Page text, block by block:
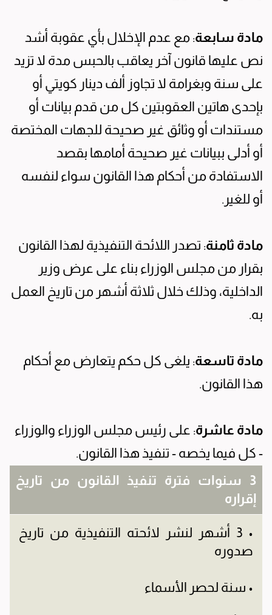
مادة سابعة: مع عدم الإخلال بأي عقوبة أشد
نص عليها قانون آخر يعاقب بالحبس مدة لا تزيد
على سنة وبغرامة لا تجاوز ألف دينار كويتي أو
بإحدى هاتين العقوبتين كل من قدم بيانات أو
مستندات أو وثائق غير صحيحة للجهات المختصة
أو أدلى ببيانات غير صحيحة أمامها بقصد
الاستفادة من أحكام هذا القانون سواء لنفسه
أو للغير.
مادة ثامنة: تصدر اللائحة التنفيذية لهذا القانون
بقرار من مجلس الوزراء بناء على عرض وزير
الداخلية، وذلك خلال ثلاثة أشهر من تاريخ العمل
به.
مادة تاسعة: يلغى كل حكم يتعارض مع أحكام
هذا القانون.
مادة عاشرة: على رئيس مجلس الوزراء والوزراء
- كل فيما يخصه - تنفيذ هذا القانون.
3 سنوات فترة تنفيذ القانون من تاريخ
إقراره
• 3 أشهر لنشر لائحته التنفيذية من تاريخ
صدوره
• سنة لحصر الأسماء